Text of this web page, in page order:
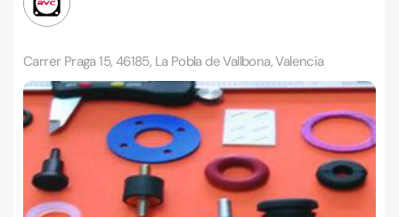
Carrer Praga 15, 46185, La Pobla de Vallbona, Valencia